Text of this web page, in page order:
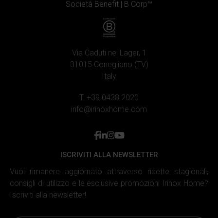
Società Benefit | B Corp™
Via Caduti nei Lager, 1
31015 Conegliano (TV)
Italy
T. +39 0438 2020
info@irinoxhome.com
facebook
linkedin
instagram
youtube
ISCRIVITI ALLA NEWSLETTER
Vuoi rimanere aggiornato attraverso ricette stagionali,
consigli di utilizzo e le esclusive promozioni Irinox Home?
Iscriviti alla newsletter!